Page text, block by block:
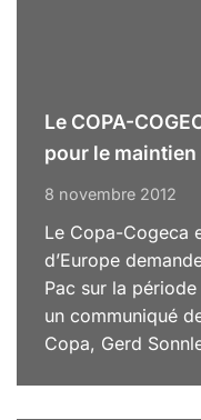
Le COPA-
pour le maintien
8 novembre 2012
Le Copa-Cogeca
d’Europe
Pac sur la
un communiqué
Copa, Gerd